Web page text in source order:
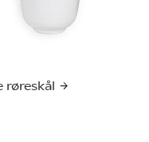
røreskål